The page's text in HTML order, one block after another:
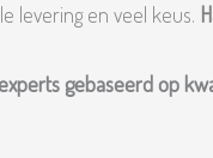
levering en veel keus.
gebaseerd op